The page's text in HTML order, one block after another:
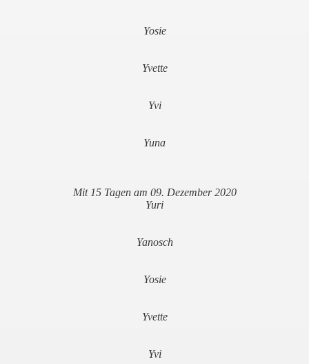
Yosie
Yvette
Yvi
Yuna
Mit 15 Tagen am 09. Dezember 2020
Yuri
Yanosch
Yosie
Yvette
Yvi